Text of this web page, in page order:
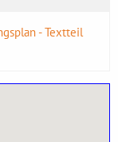
- Textteil